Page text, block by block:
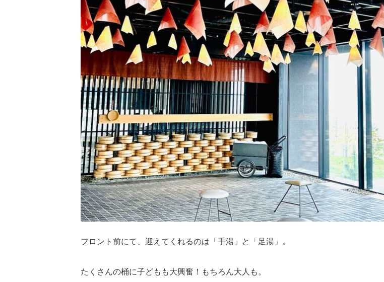
フロント前にて、迎えてくれるのは「手湯」と「足湯」。
たくさんの桶に子どもも大興奮！もちろん大人も。